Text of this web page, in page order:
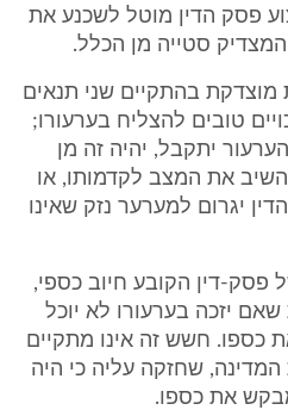
פסק הדין מוטל לשכנע את
סטייה מן הכלל.
מוצדקת בהתקיים שני תנאים
טובים להצליח בערעורו;
יתקבל, יהיה זה מן
את המצב לקדמותו, או
יגרום למערער נזק שאינו
פסק-דין הקובע חיוב כספי,
יזכה בערעורו לא יוכל
כספו. חשש זה אינו מתקיים
שחזקה עליה כי היה
את כספו.